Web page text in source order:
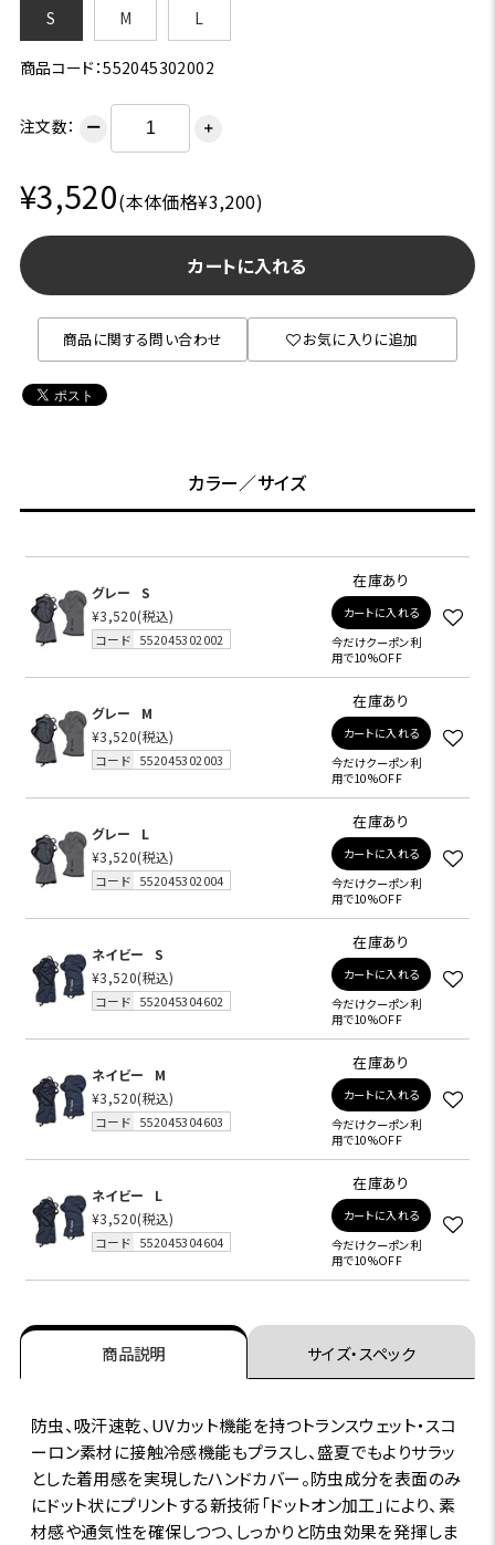
S
M L
商品コード：552045302002
注文数： ー ＋
¥3,520(本体価格¥3,200)
カートに入れる
商品に関する問い合わせ お気に入りに追加
カラー／サイズ
グレー
S
¥3,520(税込)
コード 552045302002
在庫あり
カートに入れる
今だけクーポン利
用で10%OFF
グレー
M
¥3,520(税込)
コード 552045302003
在庫あり
カートに入れる
今だけクーポン利
用で10%OFF
グレー
L
¥3,520(税込)
コード 552045302004
在庫あり
カートに入れる
今だけクーポン利
用で10%OFF
ネイビー
S
¥3,520(税込)
コード 552045304602
在庫あり
カートに入れる
今だけクーポン利
用で10%OFF
ネイビー
M
¥3,520(税込)
コード 552045304603
在庫あり
カートに入れる
今だけクーポン利
用で10%OFF
ネイビー
L
¥3,520(税込)
コード 552045304604
在庫あり
カートに入れる
今だけクーポン利
用で10%OFF
商品説明 サイズ・スペック
防虫、吸汗速乾、UVカット機能を持つトランスウェット・スコ
ーロン素材に接触冷感機能もプラスし、盛夏でもよりサラッ
とした着用感を実現したハンドカバー。防虫成分を表面のみ
にドット状にプリントする新技術「ドットオン加工」により、素
材感や通気性を確保しつつ、しっかりと防虫効果を発揮しま